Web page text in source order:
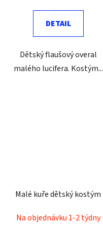
DETAIL
Dětský flaušový overal
malého lucifera. Kostým...
Malé kuře dětský kostým
Na objednávku 1-2 týdny